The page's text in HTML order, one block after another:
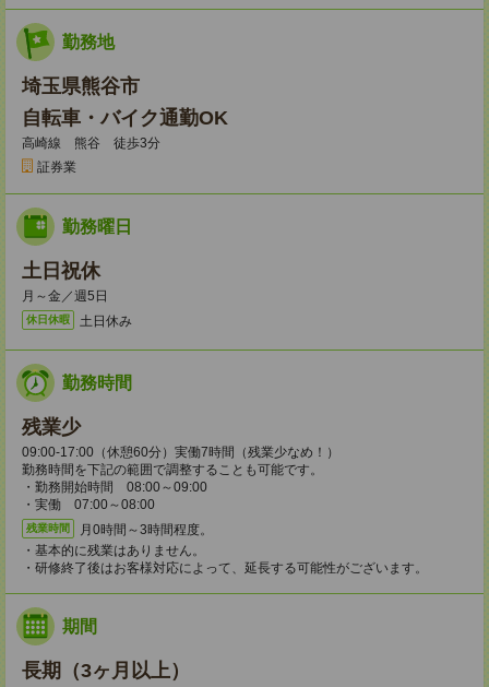
勤務地
埼玉県熊谷市
自転車・バイク通勤OK
高崎線 熊谷 徒歩3分
証券業
勤務曜日
土日祝休
月～金／週5日
休日休暇 土日休み
勤務時間
残業少
09:00-17:00（休憩60分）実働7時間（残業少なめ！）
勤務時間を下記の範囲で調整することも可能です。
・勤務開始時間 08:00～09:00
・実働 07:00～08:00
残業時間
月0時間～3時間程度。
・基本的に残業はありません。
・研修終了後はお客様対応によって、延長する可能性がございます。
期間
長期（3ヶ月以上）